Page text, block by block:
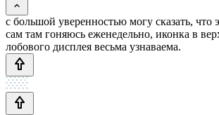
с большой уверенностью могу сказать, что
сам там гоняюсь еженедельно, иконка в
лобового дисплея весьма узнаваема.